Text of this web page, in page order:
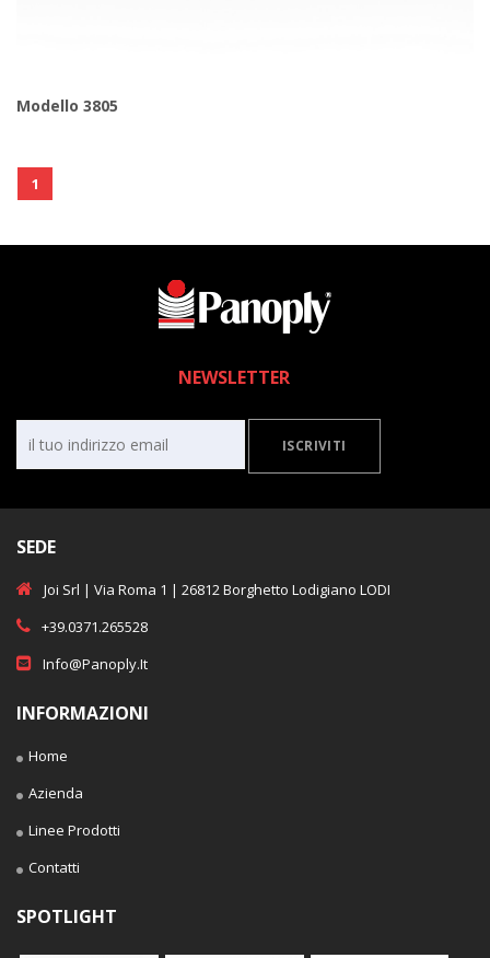
Modello 3805
1
NEWSLETTER
ISCRIVITI
SEDE
Joi Srl | Via Roma 1 | 26812 Borghetto Lodigiano LODI
+39.0371.265528
Info@panoply.it
INFORMAZIONI
Home
Azienda
Linee Prodotti
Contatti
SPOTLIGHT